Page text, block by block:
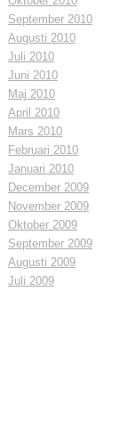
September 2010
Augusti 2010
Juli 2010
Juni 2010
Maj 2010
April 2010
Mars 2010
Februari 2010
Januari 2010
December 2009
November 2009
Oktober 2009
September 2009
Augusti 2009
Juli 2009